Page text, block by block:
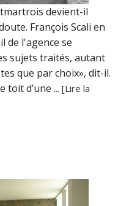
devient-il
François Scali en
de l'agence se
sujets traités, autant
que par choix», dit-il.
toit d’une ...[Lire la